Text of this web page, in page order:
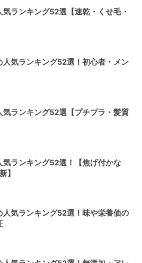
気ランキング52選【速乾・くせ毛・
人気ランキング52選！初心者・メン
気ランキング52選【プチプラ・髪質
気ランキング52選！【焦げ付かな
】
人気ランキング52選！味や栄養価の